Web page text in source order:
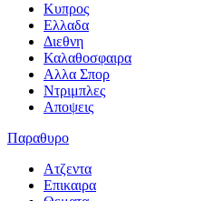
Κυπρος
Ελλαδα
Διεθνη
Καλαθοσφαιρα
Αλλα Σπορ
Ντριμπλες
Αποψεις
Παραθυρο
Ατζεντα
Επικαιρα